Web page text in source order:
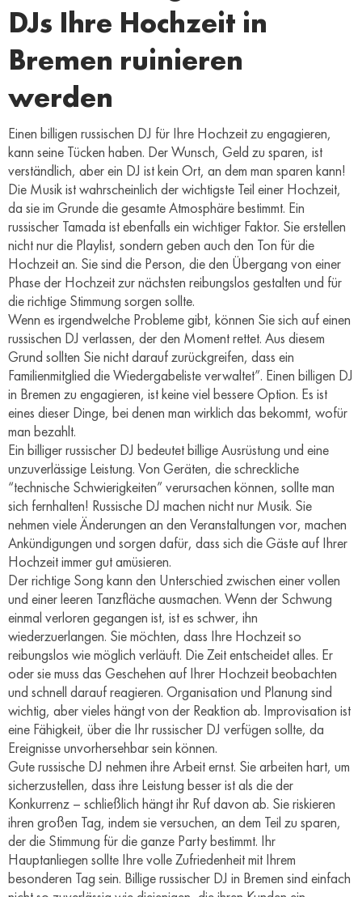
DJs Ihre Hochzeit in
Bremen ruinieren
werden
Einen billigen russischen DJ für Ihre Hochzeit zu engagieren,
kann seine Tücken haben. Der Wunsch, Geld zu sparen, ist
verständlich, aber ein DJ ist kein Ort, an dem man sparen kann!
Die Musik ist wahrscheinlich der wichtigste Teil einer Hochzeit,
da sie im Grunde die gesamte Atmosphäre bestimmt. Ein
russischer Tamada ist ebenfalls ein wichtiger Faktor. Sie erstellen
nicht nur die Playlist, sondern geben auch den Ton für die
Hochzeit an. Sie sind die Person, die den Übergang von einer
Phase der Hochzeit zur nächsten reibungslos gestalten und für
die richtige Stimmung sorgen sollte.
Wenn es irgendwelche Probleme gibt, können Sie sich auf einen
russischen DJ verlassen, der den Moment rettet. Aus diesem
Grund sollten Sie nicht darauf zurückgreifen, dass ein
Familienmitglied die Wiedergabeliste verwaltet”. Einen billigen DJ
in Bremen zu engagieren, ist keine viel bessere Option. Es ist
eines dieser Dinge, bei denen man wirklich das bekommt, wofür
man bezahlt.
Ein billiger russischer DJ bedeutet billige Ausrüstung und eine
unzuverlässige Leistung. Von Geräten, die schreckliche
“technische Schwierigkeiten” verursachen können, sollte man
sich fernhalten! Russische DJ machen nicht nur Musik. Sie
nehmen viele Änderungen an den Veranstaltungen vor, machen
Ankündigungen und sorgen dafür, dass sich die Gäste auf Ihrer
Hochzeit immer gut amüsieren.
Der richtige Song kann den Unterschied zwischen einer vollen
und einer leeren Tanzfläche ausmachen. Wenn der Schwung
einmal verloren gegangen ist, ist es schwer, ihn
wiederzuerlangen. Sie möchten, dass Ihre Hochzeit so
reibungslos wie möglich verläuft. Die Zeit entscheidet alles. Er
oder sie muss das Geschehen auf Ihrer Hochzeit beobachten
und schnell darauf reagieren. Organisation und Planung sind
wichtig, aber vieles hängt von der Reaktion ab. Improvisation ist
eine Fähigkeit, über die Ihr russischer DJ verfügen sollte, da
Ereignisse unvorhersehbar sein können.
Gute russische DJ nehmen ihre Arbeit ernst. Sie arbeiten hart, um
sicherzustellen, dass ihre Leistung besser ist als die der
Konkurrenz – schließlich hängt ihr Ruf davon ab. Sie riskieren
ihren großen Tag, indem sie versuchen, an dem Teil zu sparen,
der die Stimmung für die ganze Party bestimmt. Ihr
Hauptanliegen sollte Ihre volle Zufriedenheit mit Ihrem
besonderen Tag sein. Billige russischer DJ in Bremen sind einfach